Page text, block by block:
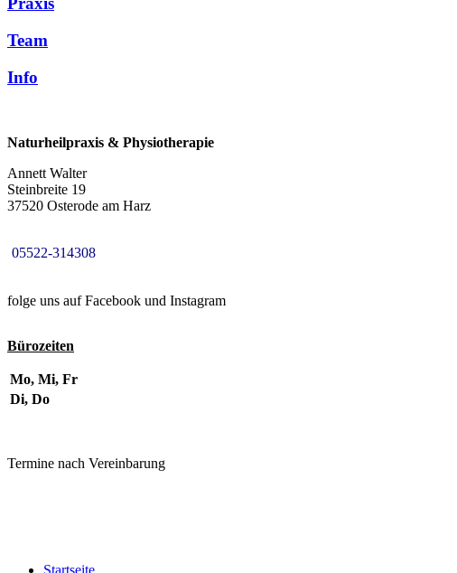
Team
Info
Naturheilpraxis & Physiotherapie
Annett Walter
Steinbreite 19
37520 Osterode am Harz
05522-314308
folge uns auf Facebook und Instagram
Bürozeiten
Mo, Mi, Fr
Di, Do
Termine nach Vereinbarung